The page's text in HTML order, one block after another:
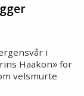
i
Haakon»for
velsmurte